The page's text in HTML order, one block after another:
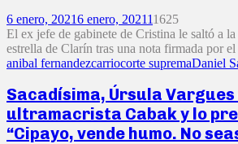
6 enero, 20216 enero, 202111625
El ex jefe de gabinete de Cristina le saltó a
estrella de Clarín tras una nota firmada por
anibal fernandezcarriocorte supremaDaniel
Sacadísima, Úrsula
ultramacrista Cabak y lo
“Cipayo, vende humo. No